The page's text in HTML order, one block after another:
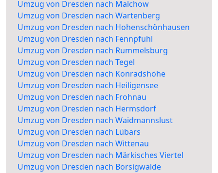
Umzug von Dresden nach Malchow
Umzug von Dresden nach Wartenberg
Umzug von Dresden nach Hohenschönhausen
Umzug von Dresden nach Fennpfuhl
Umzug von Dresden nach Rummelsburg
Umzug von Dresden nach Tegel
Umzug von Dresden nach Konradshöhe
Umzug von Dresden nach Heiligensee
Umzug von Dresden nach Frohnau
Umzug von Dresden nach Hermsdorf
Umzug von Dresden nach Waidmannslust
Umzug von Dresden nach Lübars
Umzug von Dresden nach Wittenau
Umzug von Dresden nach Märkisches Viertel
Umzug von Dresden nach Borsigwalde